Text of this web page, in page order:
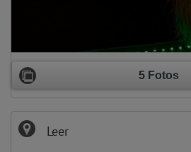
5 Fotos
Leer